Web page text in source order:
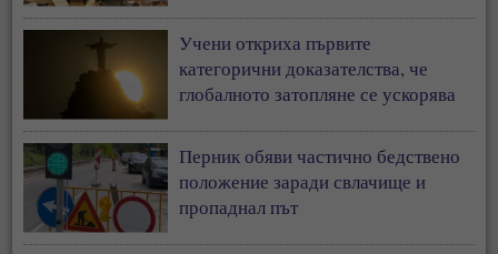
Учени откриха първите
категорични доказателства, че
глобалното затопляне се ускорява
Перник обяви частично бедствено
положение заради свлачище и
пропаднал път